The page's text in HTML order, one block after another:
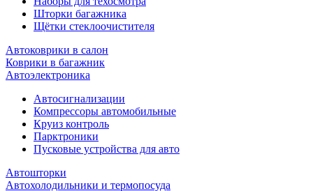
Шторки багажника
Щётки стеклоочистителя
Автоковрики в салон
Коврики в багажник
Автоэлектроника
Автосигнализации
Компрессоры автомобильные
Круиз контроль
Парктроники
Пусковые устройства для авто
Автошторки
Автохолодильники и термопосуда